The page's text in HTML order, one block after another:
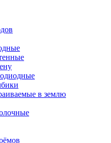
в землю